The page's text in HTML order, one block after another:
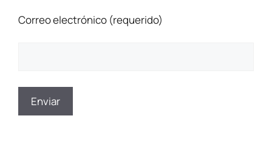
Correo electrónico (requerido)